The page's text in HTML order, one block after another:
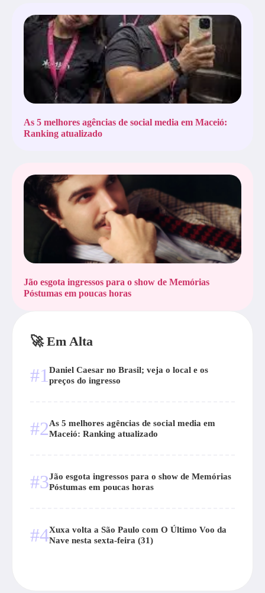
As 5 melhores agências de social media em Maceió:
Ranking atualizado
Jão esgota ingressos para o show de Memórias
Póstumas em poucas horas
🚀 Em Alta
#1 Daniel Caesar no Brasil; veja o local e os
preços do ingresso
#2As 5 melhores agências de social media em
Maceió: Ranking atualizado
#3Jão esgota ingressos para o show de Memórias
Póstumas em poucas horas
#4Xuxa volta a São Paulo com O Último Voo da
Nave nesta sexta-feira (31)